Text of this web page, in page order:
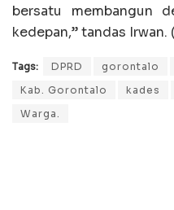
bersatu membangun
kedepan,” tandas Irwan.
Tags: DPRD gorontalo
Kab. Gorontalo
kades
Warga.